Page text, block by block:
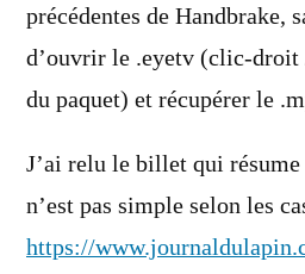
précédentes de Handbrake,
d’ouvrir le .eyetv (clic-
du paquet) et récupérer le
J’ai relu le billet qui
n’est pas simple selon les
https://